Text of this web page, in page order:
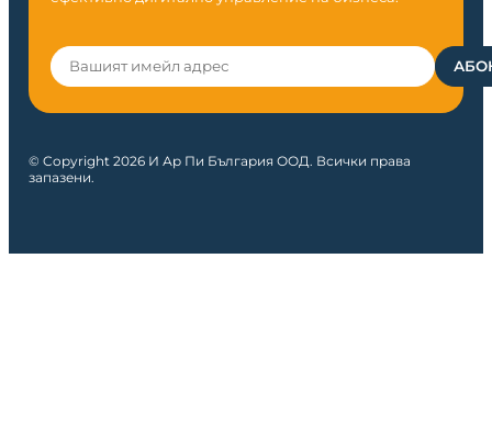
© Copyright 2026 И Ар Пи България ООД. Всички права
запазени.